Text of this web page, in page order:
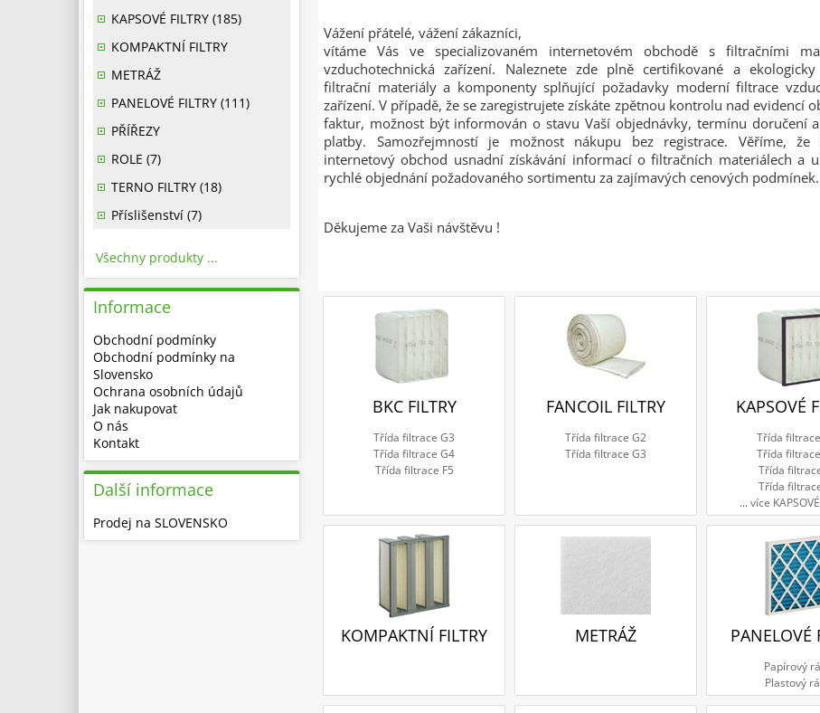
Vážení přátelé, vážení zákazníci,
vítáme Vás ve specializovaném internetovém obchodě s filtračními
vzduchotechnická zařízení. Naleznete zde plně certifikované a ekologicky
filtrační materiály a komponenty splňující požadavky moderní filtrace
zařízení. V případě, že se zaregistrujete získáte zpětnou kontrolu nad evidencí
faktur, možnost být informován o stavu Vaší objednávky, termínu doručení
platby. Samozřejmností je možnost nákupu bez registrace. Věříme, že
internetový obchod usnadní získávání informací o filtračních materiálech a
rychlé objednání požadovaného sortimentu za zajímavých cenových podmínek.
Děkujeme za Vaši návštěvu !
BKC FILTRY
Třída filtrace G3
Třída filtrace G4
Třída filtrace F5
FANCOIL FILTRY
Třída filtrace G2
Třída filtrace G3
KAPSOVÉ
Třída
Třída
Třída
Třída
...více
KOMPAKTNÍ FILTRY METRÁŽ PANELOVÉ
Papírový
Plastový
KAPSOVÉ FILTRY (185)
KOMPAKTNÍ FILTRY
METRÁŽ
PANELOVÉ FILTRY (111)
PŘÍŘEZY
ROLE (7)
TERNO FILTRY (18)
Příslišenství (7)
Všechny produkty ...
Informace
Obchodní podmínky
Obchodní podmínky na
Slovensko
Ochrana osobních údajů
Jak nakupovat
O nás
Kontakt
Další informace
Prodej na SLOVENSKO